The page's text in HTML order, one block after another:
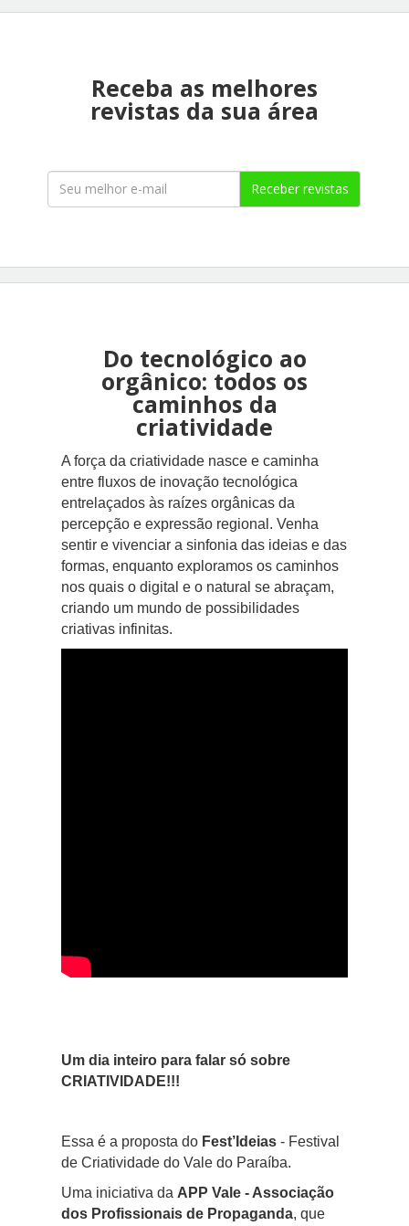
Receba as melhores
revistas da sua área
Receber revistas
Do tecnológico ao
orgânico: todos os
caminhos da
criatividade
A força da criatividade nasce e caminha
entre fluxos de inovação tecnológica
entrelaçados às raízes orgânicas da
percepção e expressão regional. Venha
sentir e vivenciar a sinfonia das ideias e das
formas, enquanto exploramos os caminhos
nos quais o digital e o natural se abraçam,
criando um mundo de possibilidades
criativas infinitas.
Um dia inteiro para falar só sobre
CRIATIVIDADE!!!
Essa é a proposta do Fest’Ideias - Festival
de Criatividade do Vale do Paraíba.
Uma iniciativa da APP Vale - Associação
dos Profissionais de Propaganda, que